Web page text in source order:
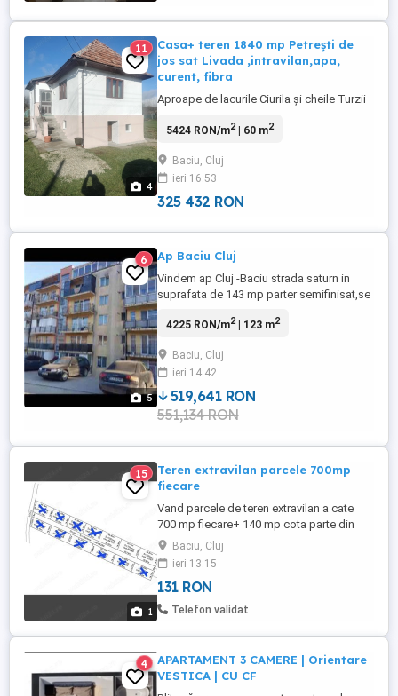
4
11
Casa+ teren 1840 mp Petrești de
jos sat Livada ,intravilan,apa,
curent, fibra
Aproape de lacurile Ciurila și cheile Turzii
5424 RON/m2| 60 m2
Baciu, Cluj
ieri 16:53
325 432 RON
5
6 Ap Baciu Cluj
Vindem ap Cluj -Baciu strada saturn in
suprafata de 143 mp parter semifinisat,se
99000euro
4225 RON/m2| 123 m2
Baciu, Cluj
ieri 14:42
519,641 RON
551,134 RON
1
15
Teren extravilan parcele 700mp
fiecare
Vand parcele de teren extravilan a cate
700 mp fiecare+ 140 mp cota parte din
drum la fiecare, situate în apropierea
bazinului de apa din Mera,acte la zi extras
cf,utilitati. Ultimele 3 bucati !!! Pret 25 euro
mp .Tel .
Baciu, Cluj
ieri 13:15
131 RON
Telefon validat
4
APARTAMENT 3 CAMERE | Orientare
VESTICA | CU CF